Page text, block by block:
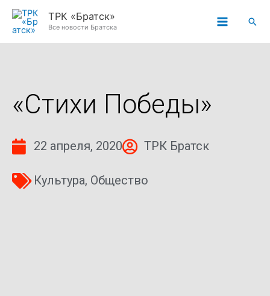
Перейти
ТРК «Братск»
Все новости Братска
«Стихи Победы»
22 апреля, 2020 ТРК Братск
Культура, Общество